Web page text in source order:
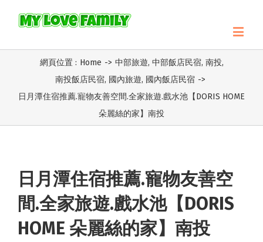
網頁位置 : Home -> 中部旅遊, 中部飯店民宿, 南投,
南投飯店民宿, 國內旅遊, 國內飯店民宿 ->
日月潭住宿推薦.寵物友善空間.全家旅遊.戲水池【DORIS HOME
朵麗絲的家】南投
日月潭住宿推薦.寵物友善空
間.全家旅遊.戲水池【DORIS
HOME 朵麗絲的家】南投